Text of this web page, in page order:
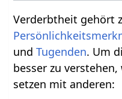
Verderbtheit gehört
undTugenden. Um
besser zu
setzen mit anderen: